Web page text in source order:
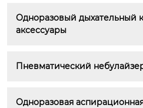
Одноразовый дыхательный
аксессуары
Пневматический
Одноразовая